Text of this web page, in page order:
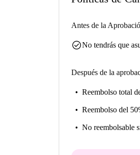
Antes de la
check_circleNo tendrás que
Después de la
Reembolso total
Reembolso del
No reembolsable